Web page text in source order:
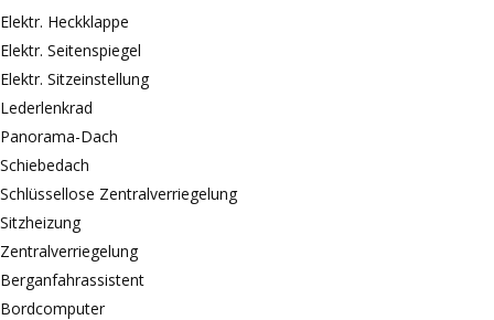
Elektr. Heckklappe
Elektr. Seitenspiegel
Elektr. Sitzeinstellung
Lederlenkrad
Panorama-Dach
Schiebedach
Schlüssellose Zentralverriegelung
Sitzheizung
Zentralverriegelung
Berganfahrassistent
Bordcomputer